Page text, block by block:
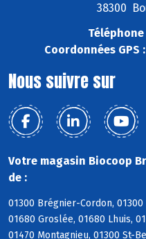
38300
Téléphone
Coordonnées GPS :
Nous suivre sur
Votre magasin Biocoop
de :
01300 Brégnier-Cordon,
01680 Groslée, 01680 Lhuis,
01470 Montagnieu, 01300 St-